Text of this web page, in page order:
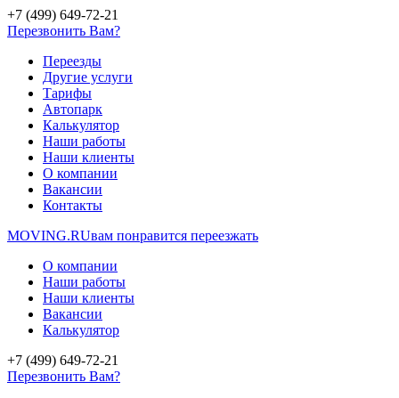
+7 (499) 649-72-21
Перезвонить Вам?
Переезды
Другие услуги
Тарифы
Автопарк
Калькулятор
Наши работы
Наши клиенты
О компании
Вакансии
Контакты
MOVING.RUвам понравится переезжать
О компании
Наши работы
Наши клиенты
Вакансии
Калькулятор
+7 (499) 649-72-21
Перезвонить Вам?